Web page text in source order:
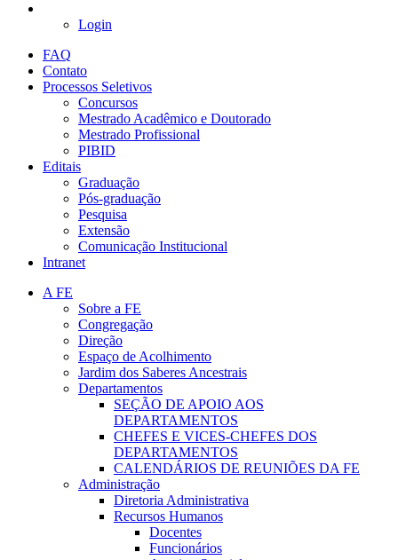
Login
FAQ
Contato
Processos Seletivos
Concursos
Mestrado Acadêmico e Doutorado
Mestrado Profissional
PIBID
Editais
Graduação
Pós-graduação
Pesquisa
Extensão
Comunicação Institucional
Intranet
A FE
Sobre a FE
Congregação
Direção
Espaço de Acolhimento
Jardim dos Saberes Ancestrais
Departamentos
SEÇÃO DE APOIO AOS
DEPARTAMENTOS
CHEFES E VICES-CHEFES DOS
DEPARTAMENTOS
CALENDÁRIOS DE REUNIÕES DA FE
Administração
Diretoria Administrativa
Recursos Humanos
Docentes
Funcionários